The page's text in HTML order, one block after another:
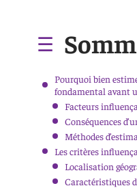
Pourquoi bien
fondamental avant
Facteurs
Conséquences
Méthodes
Les critères
Localisation
Caractéristiques